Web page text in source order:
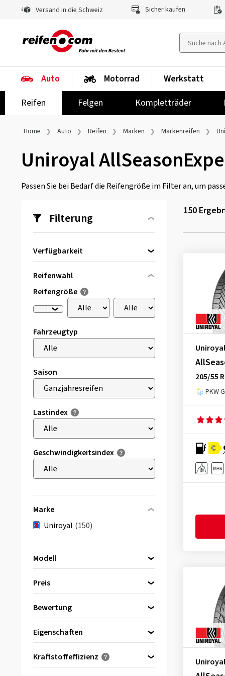
Versand in die Schweiz Sicher kaufen
Auto
Reifen
Felgen Kompletträder
Motorrad Werkstatt
Home Auto Reifen Marken Markenreifen
Uniroyal
Passen Sie bei Bedarf die Reifengröße im Filter an, um
Filterung
Verfügbarkeit
Reifenwahl
Reifengröße
Fahrzeugtyp
Saison
Lastindex
Geschwindigkeitsindex
Marke
Uniroyal (150)
Modell
AllSeasonExpert 3(83)
Preis
von
bis
Bewertung
Eigenschaften
Schneeflockensymbol (3PMSF)
Kraftstoffeffizienz
150
Uniroyal
205/55
PKW
C
Uniroyal